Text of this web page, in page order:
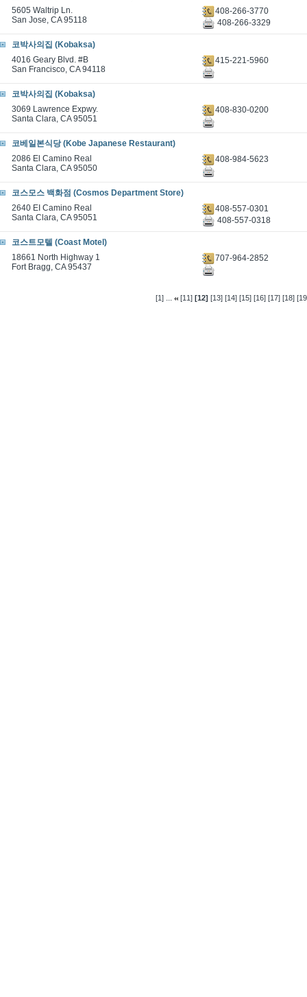
5605 Waltrip Ln.
San Jose, CA 95118
408-266-3770
408-266-3329
코박사의집 (Kobaksa)
4016 Geary Blvd. #B
San Francisco, CA 94118
415-221-5960
코박사의집 (Kobaksa)
3069 Lawrence Expwy.
Santa Clara, CA 95051
408-830-0200
코베일본식당 (Kobe Japanese Restaurant)
2086 El Camino Real
Santa Clara, CA 95050
408-984-5623
코스모스 백화점 (Cosmos Department Store)
2640 EI Camino Real
Santa Clara, CA 95051
408-557-0301
408-557-0318
코스트모텔 (Coast Motel)
18661 North Highway 1
Fort Bragg, CA 95437
707-964-2852
[1] ... [11] [12] [13] [14] [15] [16] [17] [18]